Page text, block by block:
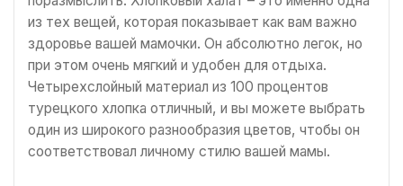
из тех вещей, которая показывает как вам важно
здоровье вашей мамочки. Он абсолютно легок, но
при этом очень мягкий и удобен для отдыха.
Четырехслойный материал из 100 процентов
турецкого хлопка отличный, и вы можете выбрать
один из широкого разнообразия цветов, чтобы он
соответствовал личному стилю вашей мамы.